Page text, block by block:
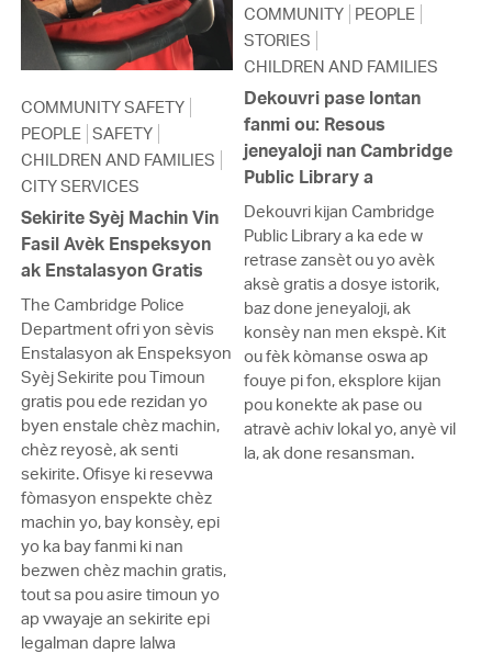
COMMUNITY SAFETY
PEOPLE SAFETY
CHILDREN AND FAMILIES
CITY SERVICES
Sekirite Syèj Machin Vin
Fasil Avèk Enspeksyon
ak Enstalasyon Gratis
The Cambridge Police
Department ofri yon sèvis
Enstalasyon ak Enspeksyon
Syèj Sekirite pou Timoun
gratis pou ede rezidan yo
byen enstale chèz machin,
chèz reyosè, ak senti
sekirite. Ofisye ki resevwa
fòmasyon enspekte chèz
machin yo, bay konsèy, epi
yo ka bay fanmi ki nan
bezwen chèz machin gratis,
tout sa pou asire timoun yo
ap vwayaje an sekirite epi
legalman dapre lalwa
COMMUNITY PEOPLE
STORIES
CHILDREN AND FAMILIES
Dekouvri pase lontan
fanmi ou: Resous
jeneyaloji nan Cambridge
Public Library a
Dekouvri kijan Cambridge
Public Library a ka ede w
retrase zansèt ou yo avèk
aksè gratis a dosye istorik,
baz done jeneyaloji, ak
konsèy nan men ekspè. Kit
ou fèk kòmanse oswa ap
fouye pi fon, eksplore kijan
pou konekte ak pase ou
atravè achiv lokal yo, anyè vil
la, ak done resansman.